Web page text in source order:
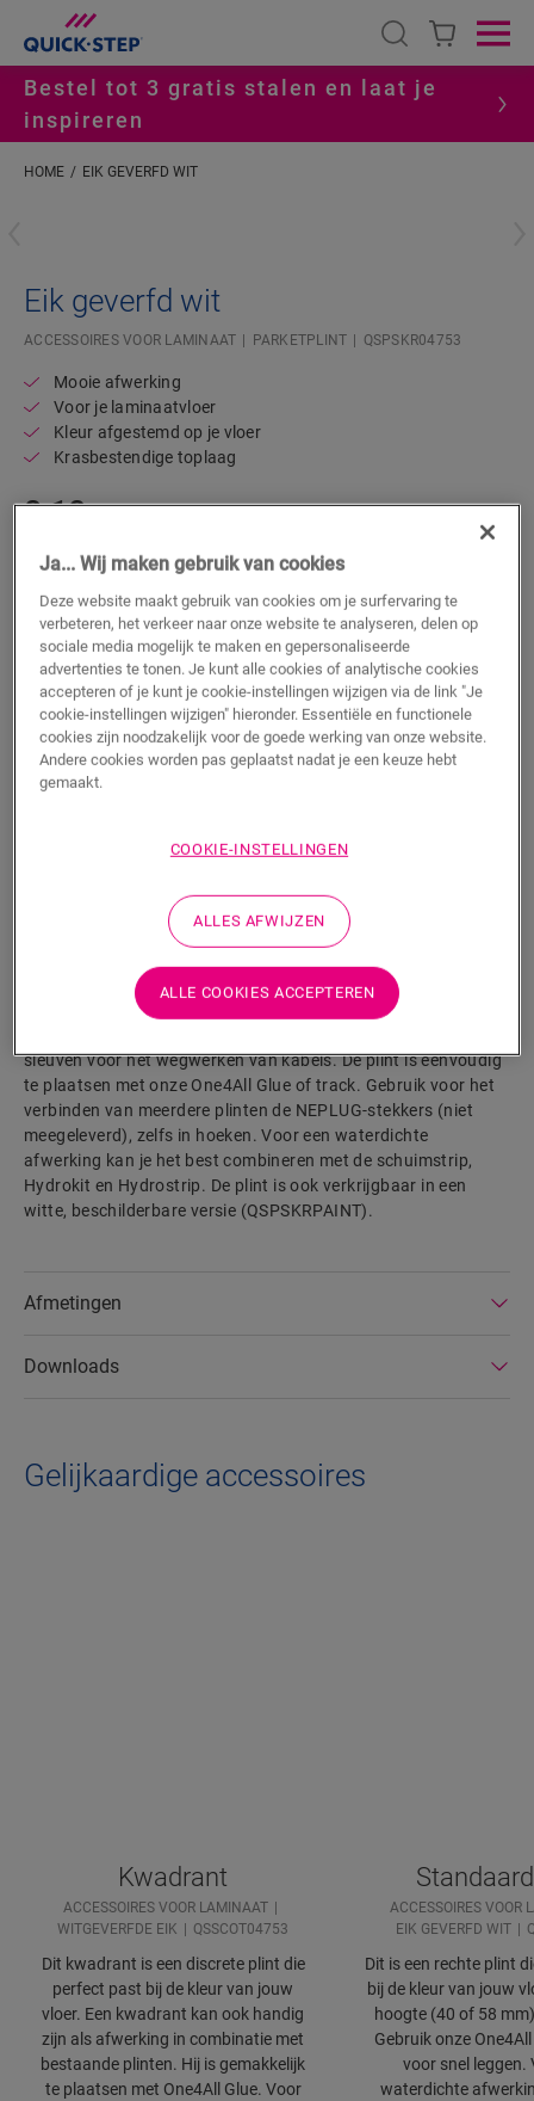
Open search
Bestel tot 3 gratis stalen en laat je
inspireren
HOME EIK GEVERFD WIT
Eik geverfd wit
ACCESSOIRES VOOR LAMINAAT PARKETPLINT QSPSKR04753
Mooie afwerking
Voor je laminaatvloer
Kleur afgestemd op je vloer
Krasbestendige toplaag
8,10
TOEVOEGEN AAN WINKELMANDJE
Wil je dit accessoire graag in het echt zien?
Productkenmerken
Dit is een hoge, rechte plint die perfect past bij de kleur van
sleuven voor het wegwerken van kabels. De plint is eenvoudig
te plaatsen met onze One4All Glue of track. Gebruik voor het
verbinden van meerdere plinten de NEPLUG-stekkers (niet
meegeleverd), zelfs in hoeken. Voor een waterdichte
afwerking kan je het best combineren met de schuimstrip,
Hydrokit en Hydrostrip. De plint is ook verkrijgbaar in een
witte, beschilderbare versie (QSPSKRPAINT).
Afmetingen
Downloads
Gelijkaardige accessoires
Kwadrant
ACCESSOIRES VOOR LAMINAAT
WITGEVERFDE EIK
QSSCOT04753
Dit kwadrant is een discrete plint die
perfect past bij de kleur van jouw
vloer. Een kwadrant kan ook handig
zijn als afwerking in combinatie met
bestaande plinten. Hij is gemakkelijk
te plaatsen met One4All Glue. Voor
ACCESSOIRES VOOR
EIK GEVERFD WIT
Dit is een rechte plint
bij de kleur van jouw
hoogte (40 of 58
Gebruik onze
voor snel leggen.
waterdichte
Ja... Wij maken gebruik van cookies
Deze website maakt gebruik van cookies om je surfervaring te
verbeteren, het verkeer naar onze website te analyseren, delen op
sociale media mogelijk te maken en gepersonaliseerde
advertenties te tonen. Je kunt alle cookies of analytische cookies
accepteren of je kunt je cookie-instellingen wijzigen via de link "Je
cookie-instellingen wijzigen" hieronder. Essentiële en functionele
cookies zijn noodzakelijk voor de goede werking van onze website.
Andere cookies worden pas geplaatst nadat je een keuze hebt
gemaakt.
COOKIE-INSTELLINGEN
ALLES AFWIJZEN
ALLE COOKIES ACCEPTEREN